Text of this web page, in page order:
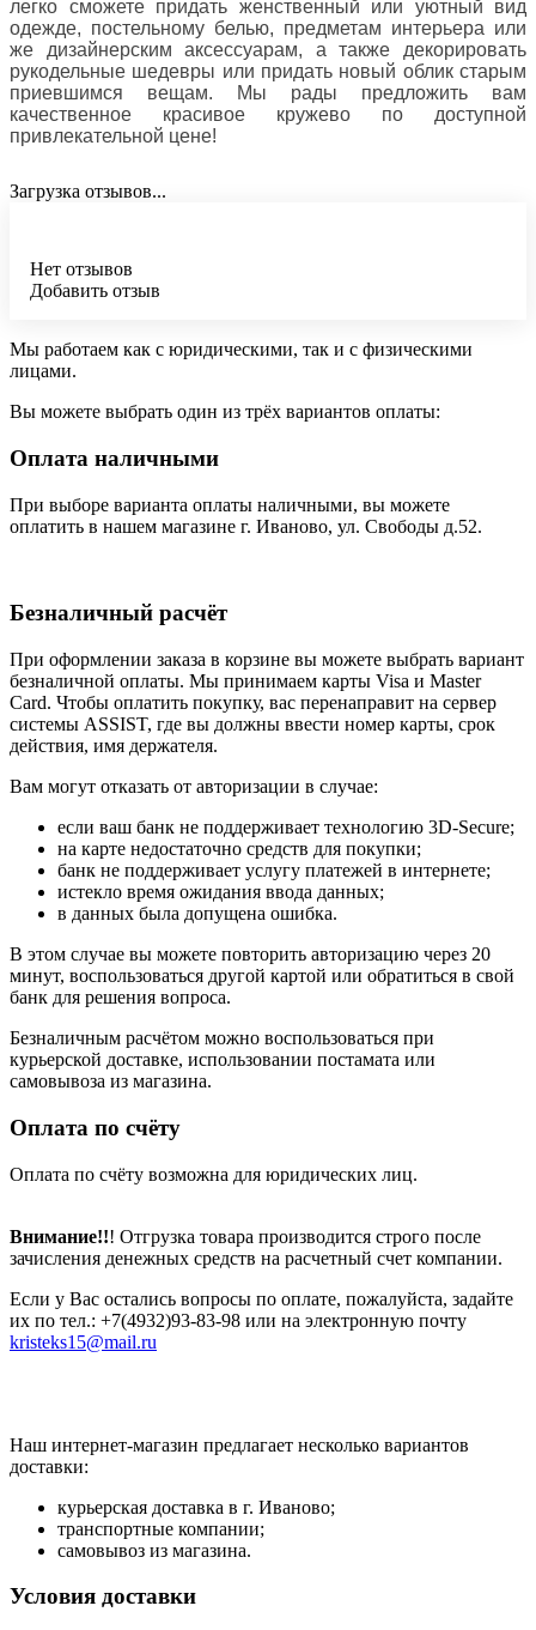
легко сможете придать женственный или уютный вид
одежде, постельному белью, предметам интерьера или
же дизайнерским аксессуарам, а также декорировать
рукодельные шедевры или придать новый облик старым
приевшимся вещам. Мы рады предложить вам
качественное красивое кружево по доступной
привлекательной цене!
Загрузка отзывов...
Нет отзывов
Добавить отзыв
Мы работаем как с юридическими, так и с физическими
лицами.
Вы можете выбрать один из трёх вариантов оплаты:
Оплата наличными
При выборе варианта оплаты наличными, вы можете
оплатить в нашем магазине г. Иваново, ул. Свободы д.52.
Безналичный расчёт
При оформлении заказа в корзине вы можете выбрать вариант
безналичной оплаты. Мы принимаем карты Visa и Master
Card. Чтобы оплатить покупку, вас перенаправит на сервер
системы ASSIST, где вы должны ввести номер карты, срок
действия, имя держателя.
Вам могут отказать от авторизации в случае:
если ваш банк не поддерживает технологию 3D-Secure;
на карте недостаточно средств для покупки;
банк не поддерживает услугу платежей в интернете;
истекло время ожидания ввода данных;
в данных была допущена ошибка.
В этом случае вы можете повторить авторизацию через 20
минут, воспользоваться другой картой или обратиться в свой
банк для решения вопроса.
Безналичным расчётом можно воспользоваться при
курьерской доставке, использовании постамата или
самовывоза из магазина.
Оплата по счёту
Оплата по счёту возможна для юридических лиц.
Внимание!!! Отгрузка товара производится строго после
зачисления денежных средств на расчетный счет компании.
Если у Вас остались вопросы по оплате, пожалуйста, задайте
их по тел.: +7(4932)93-83-98 или на электронную почту
kristeks15@mail.ru
Наш интернет-магазин предлагает несколько вариантов
доставки:
курьерская доставка в г. Иваново;
транспортные компании;
самовывоз из магазина.
Условия доставки